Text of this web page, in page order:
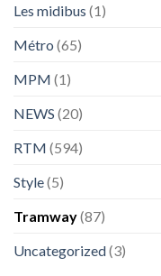
Les midibus (1)
Métro (65)
MPM (1)
NEWS (20)
RTM (594)
Style(5)
Tramway(87)
Uncategorized(3)